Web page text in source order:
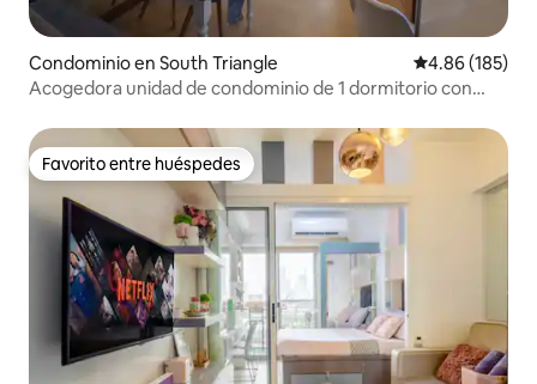
Condominio en South Triangle Calificación
4.86 (185)
Acogedora unidad de condominio de 1 dormitorio con
Favorito entre huéspedes
Favorito entre huéspedes